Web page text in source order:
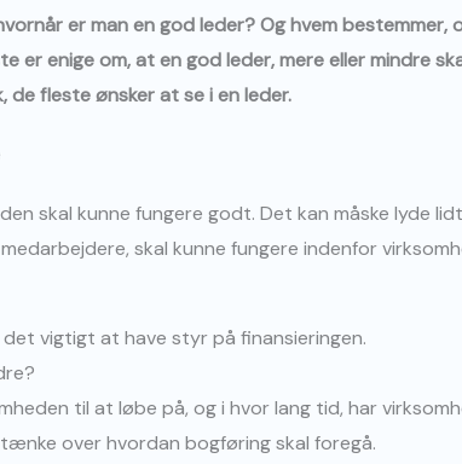
er man en god leder? Og hvem bestemmer,
er enige om, at en god leder, mere eller mindre
de fleste ønsker at se i en leder.
skal kunne fungere godt. Det kan måske lyde
skal kunne fungere indenfor
vigtigt at have styr på finansieringen.
til at løbe på, og i hvor lang tid, har
over hvordan bogføring skal foregå.